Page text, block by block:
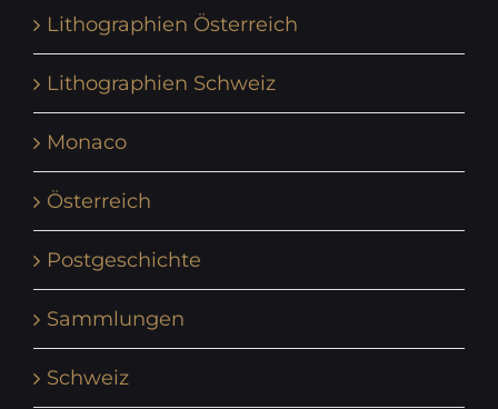
Lithographien Österreich
Lithographien Schweiz
Monaco
Österreich
Postgeschichte
Sammlungen
Schweiz